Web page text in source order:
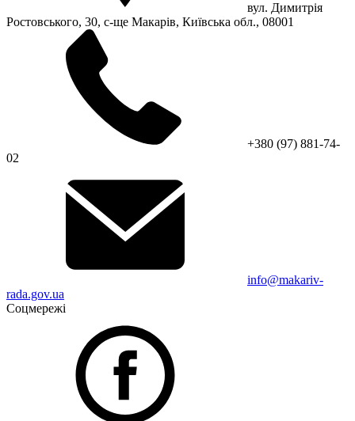
вул. Димитрія
Ростовського, 30, с-ще Макарів, Київська обл., 08001
+380 (97) 881-74-
02
info@makariv-
rada.gov.ua
Соцмережі